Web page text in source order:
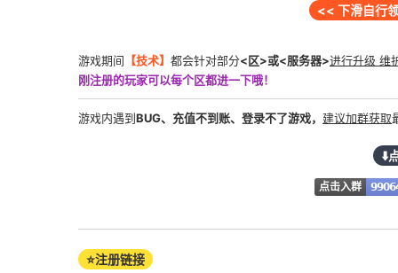
<< 下滑自行
游戏期间 【技术】 都会针对部分<区>或<服务器>进行升级 维
刚注册的玩家可以每个区都进一下哦！
游戏内遇到BUG、充值不到账、登录不了游戏， 建议加群获取
⬇️
点击入群
⭐注册链接